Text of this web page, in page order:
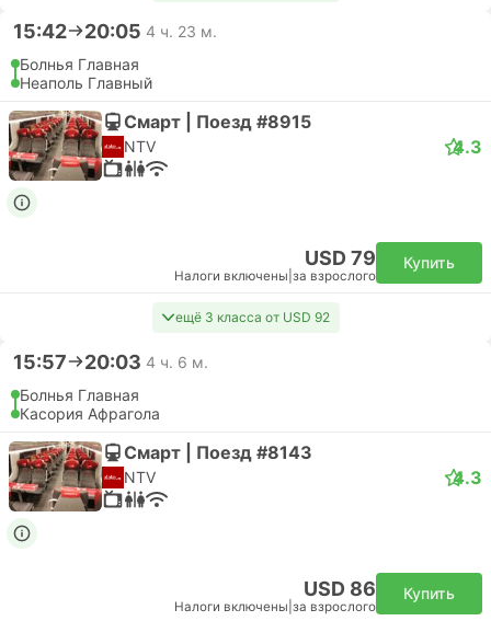
15:42 20:05 4 ч. 23 м.
Болнья Главная
Неаполь Главный
Смарт | Поезд #8915
NTV 4.3
USD 79
Налоги включены за взрослого
Купить
ещё 3 класса от USD 92
15:57 20:03 4 ч. 6 м.
Болнья Главная
Касория Афрагола
Смарт | Поезд #8143
NTV 4.3
USD 86
Налоги включены за взрослого
Купить